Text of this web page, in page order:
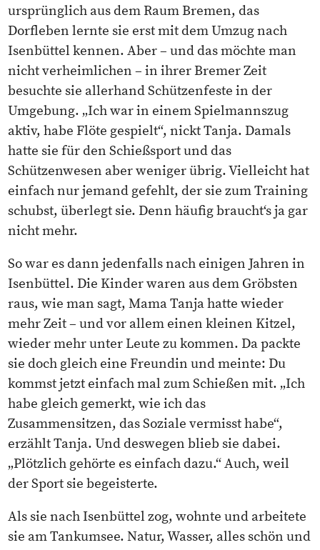
ursprünglich aus dem Raum Bremen, das
Dorfleben lernte sie erst mit dem Umzug nach
Isenbüttel kennen. Aber – und das möchte man
nicht verheimlichen – in ihrer Bremer Zeit
besuchte sie allerhand Schützenfeste in der
Umgebung. „Ich war in einem Spielmannszug
aktiv, habe Flöte gespielt“, nickt Tanja. Damals
hatte sie für den Schießsport und das
Schützenwesen aber weniger übrig. Vielleicht hat
einfach nur jemand gefehlt, der sie zum Training
schubst, überlegt sie. Denn häufig braucht‘s ja gar
nicht mehr.
So war es dann jedenfalls nach einigen Jahren in
Isenbüttel. Die Kinder waren aus dem Gröbsten
raus, wie man sagt, Mama Tanja hatte wieder
mehr Zeit – und vor allem einen kleinen Kitzel,
wieder mehr unter Leute zu kommen. Da packte
sie doch gleich eine Freundin und meinte: Du
kommst jetzt einfach mal zum Schießen mit. „Ich
habe gleich gemerkt, wie ich das
Zusammensitzen, das Soziale vermisst habe“,
erzählt Tanja. Und deswegen blieb sie dabei.
„Plötzlich gehörte es einfach dazu.“ Auch, weil
der Sport sie begeisterte.
Als sie nach Isenbüttel zog, wohnte und arbeitete
sie am Tankumsee. Natur, Wasser, alles schön und